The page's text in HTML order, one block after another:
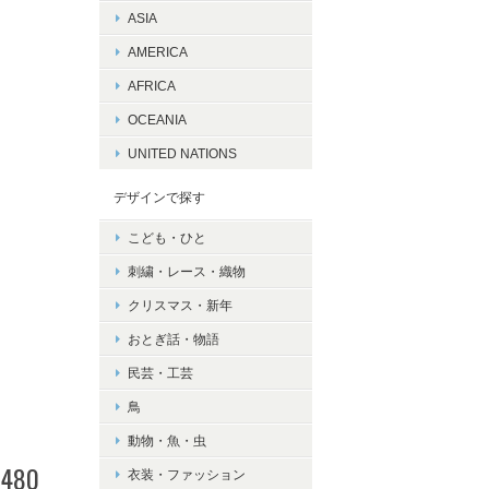
480
ASIA
AMERICA
AFRICA
OCEANIA
UNITED NATIONS
デザインで探す
こども・ひと
刺繍・レース・織物
クリスマス・新年
おとぎ話・物語
民芸・工芸
鳥
動物・魚・虫
衣装・ファッション